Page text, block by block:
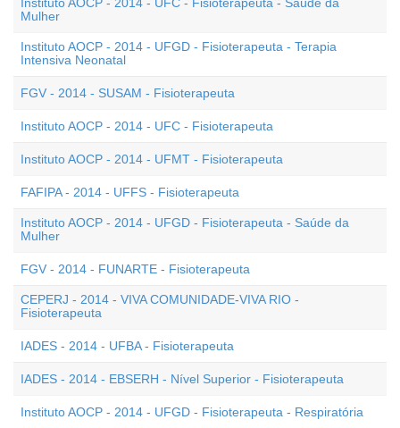
Mulher
Instituto AOCP - 2014 - UFGD - Fisioterapeuta - Terapia
Intensiva Neonatal
FGV - 2014 - SUSAM - Fisioterapeuta
Instituto AOCP - 2014 - UFC - Fisioterapeuta
Instituto AOCP - 2014 - UFMT - Fisioterapeuta
FAFIPA - 2014 - UFFS - Fisioterapeuta
Instituto AOCP - 2014 - UFGD - Fisioterapeuta - Saúde da
Mulher
FGV - 2014 - FUNARTE - Fisioterapeuta
CEPERJ - 2014 - VIVA COMUNIDADE-VIVA RIO -
Fisioterapeuta
IADES - 2014 - UFBA - Fisioterapeuta
IADES - 2014 - EBSERH - Nível Superior - Fisioterapeuta
Instituto AOCP - 2014 - UFGD - Fisioterapeuta - Respiratória